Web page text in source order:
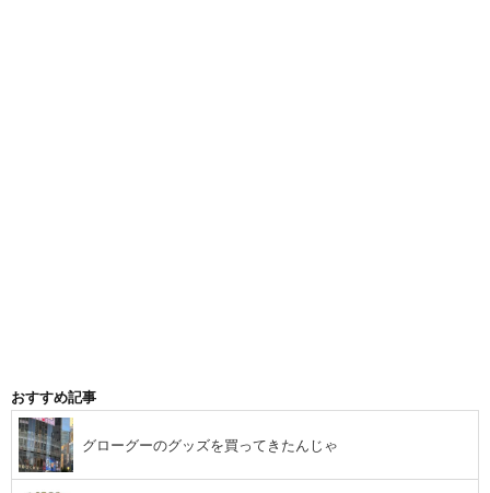
おすすめ記事
グローグーのグッズを買ってきたんじゃ